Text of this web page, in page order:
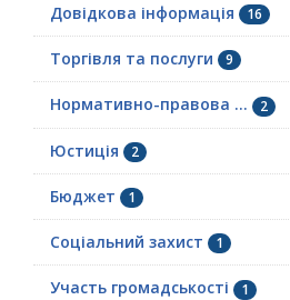
Довідкова інформація 16
Торгівля та послуги 9
Нормативно-правова ... 2
Юстиція 2
Бюджет 1
Соціальний захист 1
Участь громадськості 1